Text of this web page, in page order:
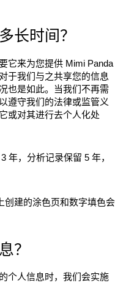
长时间？
它来为您提供 Mimi Panda
于我们与之共享您的信息
也是如此。当我们不再需
遵守我们的法律或监管义
或对其进行去个人化处
年，分析记录保留 5 年，
创建的涂色页和数字填色会
？
个人信息时，我们会实施